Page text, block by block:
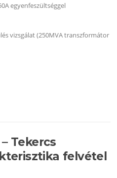
egyenfeszültséggel
vizsgálat (250MVA transzformátor
Tekercs
felvétel